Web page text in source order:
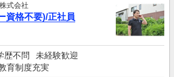
式会社
資格不要)/正社員
歴不問
未経験歓迎
育制度充実